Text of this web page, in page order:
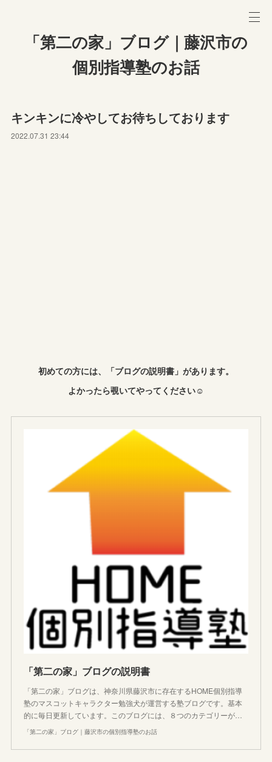
「第二の家」ブログ｜藤沢市の
個別指導塾のお話
キンキンに冷やしてお待ちしております
2022.07.31 23:44
初めての方には、「ブログの説明書」があります。
よかったら覗いてやってください☺︎
「第二の家」ブログの説明書
「第二の家」ブログは、神奈川県藤沢市に存在するHOME個別指導
塾のマスコットキャラクター勉強犬が運営する塾ブログです。基本
的に毎日更新しています。このブログには、８つのカテゴリーが…
「第二の家」ブログ｜藤沢市の個別指導塾のお話